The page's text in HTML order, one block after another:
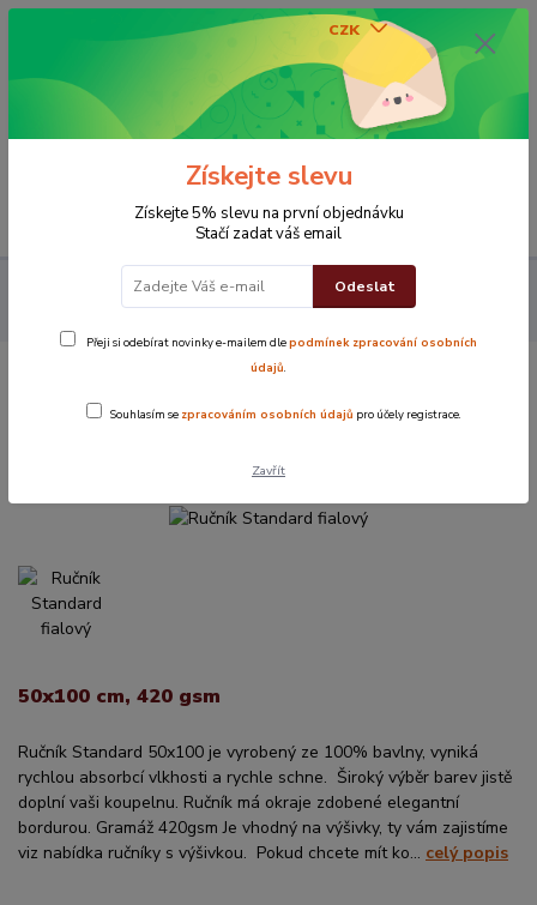
CZK
0 Kč
Ručníky Ručník Standard
Ručník Standard
Ručník Standard fialový
50x100 cm, 420 gsm
Ručník Standard 50x100 je vyrobený ze 100% bavlny, vyniká
rychlou absorbcí vlkhosti a rychle schne. Široký výběr barev jistě
doplní vaši koupelnu. Ručník má okraje zdobené elegantní
bordurou. Gramáž 420gsm Je vhodný na výšivky, ty vám zajistíme
viz nabídka ručníky s výšivkou. Pokud chcete mít ko... celý popis
Získejte slevu
Získejte 5% slevu na první objednávku
Stačí zadat váš email
Odeslat
Přeji si odebírat novinky e-mailem dlepodmínek zpracování osobních
údajů.
Souhlasím se zpracováním osobních údajů pro účely registrace.
Zavřít